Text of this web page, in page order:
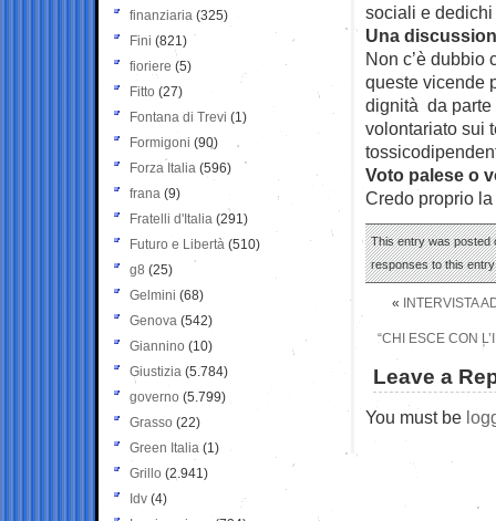
sociali e
Una
Non c’è dubbio
queste vicende
dignità da parte
volontariato sui
Voto palese o
Credo proprio
This entry was posted
responses to this
« INTERVISTA
“CHI ESCE CON
Leave a
You must be
finanziaria (325)
Fini (821)
fioriere (5)
Fitto (27)
Fontana di Trevi (1)
Formigoni (90)
Forza Italia (596)
frana (9)
Fratelli d'Italia (291)
Futuro e Libertà (510)
g8 (25)
Gelmini (68)
Genova (542)
Giannino (10)
Giustizia (5.784)
governo (5.799)
Grasso (22)
Green Italia (1)
Grillo (2.941)
Idv (4)